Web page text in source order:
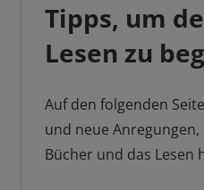
Tipps, um
Lesen zu
Auf den folgenden
und neue
Bücher und das Lesen